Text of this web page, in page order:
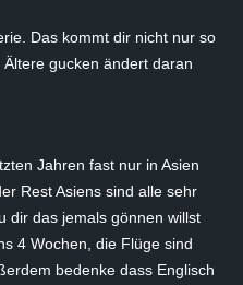
Das kommt dir nicht nur so
gucken ändert daran
Jahren fast nur in Asien
Rest Asiens sind alle sehr
dir das jemals gönnen willst
4 Wochen, die Flüge sind
bedenke dass Englisch